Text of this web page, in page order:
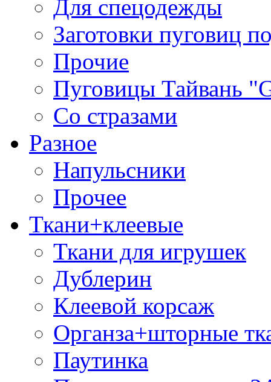
Для спецодежды
Заготовки пуговиц
Прочие
Пуговицы Тайвань
Со стразами
Разное
Напульсники
Прочее
Ткани+клеевые
Ткани для игрушек
Дублерин
Клеевой корсаж
Органза+шторные
Паутинка